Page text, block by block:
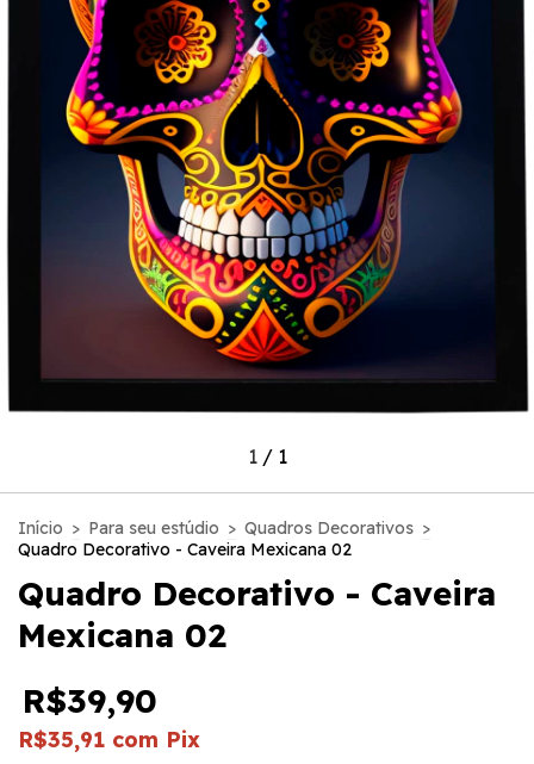
1/ 1
Início > Para seu estúdio > Quadros Decorativos >
Quadro Decorativo - Caveira Mexicana 02
Quadro Decorativo - Caveira
Mexicana 02
R$39,90
R$35,91 com Pix